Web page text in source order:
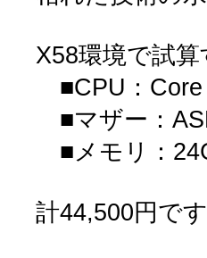
X58環境で試算
■CPU：Core
■マザー：
■メモリ：
計44,500円です